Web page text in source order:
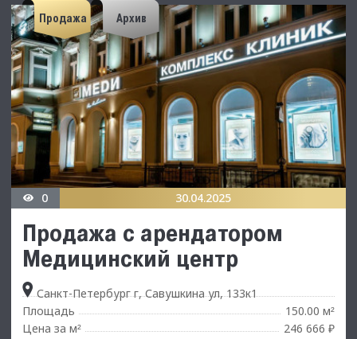
Продажа Архив
0 30.04.2025
Продажа с арендатором
Медицинский центр
Санкт-Петербург г, Савушкина ул, 133к1
Площадь
150.00 м²
Цена за м²
246 666 ₽